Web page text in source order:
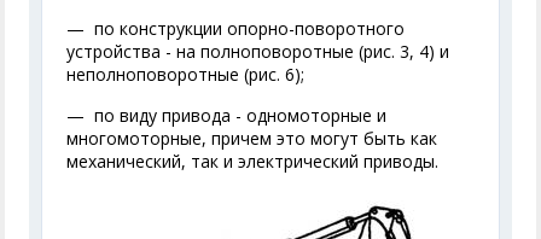
— по конструкции опорно-поворотного
устройства - на полноповоротные (рис. 3, 4) и
неполноповоротные (рис. 6);
— по виду привода - одномоторные и
многомоторные, причем это могут быть как
механический, так и электрический приводы.